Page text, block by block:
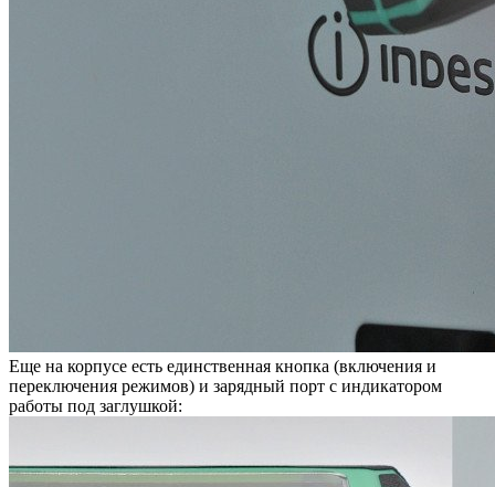
Еще на корпусе есть единственная кнопка (включения и
переключения режимов) и зарядный порт с индикатором
работы под заглушкой: